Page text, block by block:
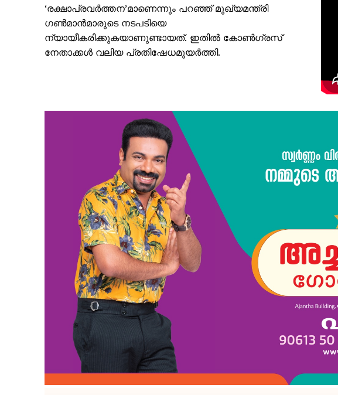
‘രക്ഷാപ്രവർത്തന’മാണെന്നും പറഞ്ഞ് മുഖ്യമന്ത്രി
ഗൺമാൻമാരുടെ നടപടിയെ
ന്യായീകരിക്കുകയാണുണ്ടായത്. ഇതിൽ കോൺഗ്രസ്
നേതാക്കൾ വലിയ പ്രതിഷേധമുയർത്തി.